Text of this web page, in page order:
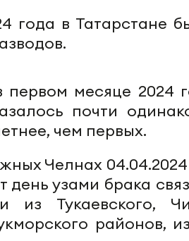
года в Татарстане
первом месяце 2024
почти
чем первых.
Челнах
день узами брака
из Тукаевского,
районов,